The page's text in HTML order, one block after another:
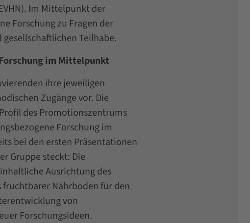
Im Mittelpunkt der
Forschung zu Fragen der
Teilhabe.
im Mittelpunkt
ihre jeweiligen
Zugänge vor. Die
des Promotionszentrums
Forschung im
bei den ersten Präsentationen
Gruppe steckt: Die
Ausrichtung des
Nährboden für den
von
Forschungsideen.